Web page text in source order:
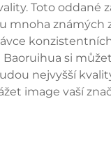
Toto oddané
mnoha známých
si
nejvyšší
image vaší